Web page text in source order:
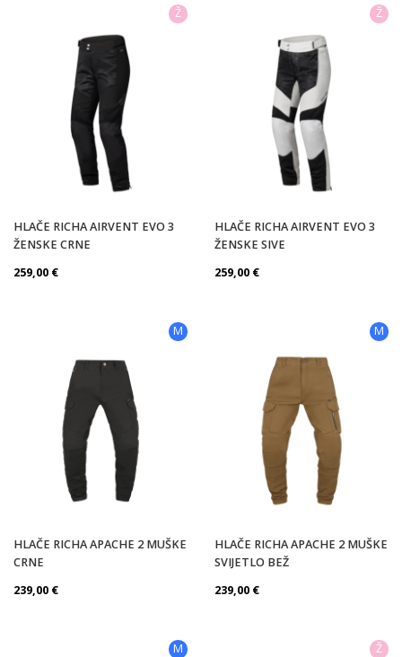
Ž
HLAČE RICHA AIRVENT EVO 3
ŽENSKE CRNE
259,00 €
Ž
HLAČE RICHA AIRVENT EVO 3
ŽENSKE SIVE
259,00 €
M
HLAČE RICHA APACHE 2 MUŠKE
CRNE
239,00 €
M
HLAČE RICHA APACHE 2 MUŠKE
SVIJETLO BEŽ
239,00 €
M Ž